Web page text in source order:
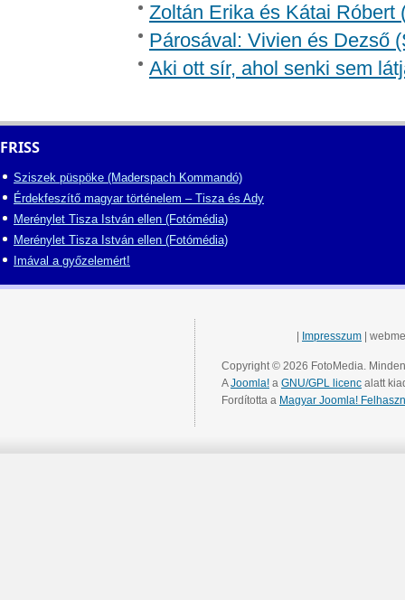
Zoltán Erika és Kátai Róbert
Párosával: Vivien és Dezső
Aki ott sír, ahol senki sem
FRISS
Sziszek püspöke (Maderspach Kommandó)
Érdekfeszítő magyar történelem – Tisza és Ady
Merénylet Tisza István ellen (Fotómédia)
Merénylet Tisza István ellen (Fotómédia)
Imával a győzelemért!
Impresszum |
Copyright © 2026 FotoMedia.
AJoomla! a GNU/GPL licenc alatt
Fordította a Magyar Joomla!